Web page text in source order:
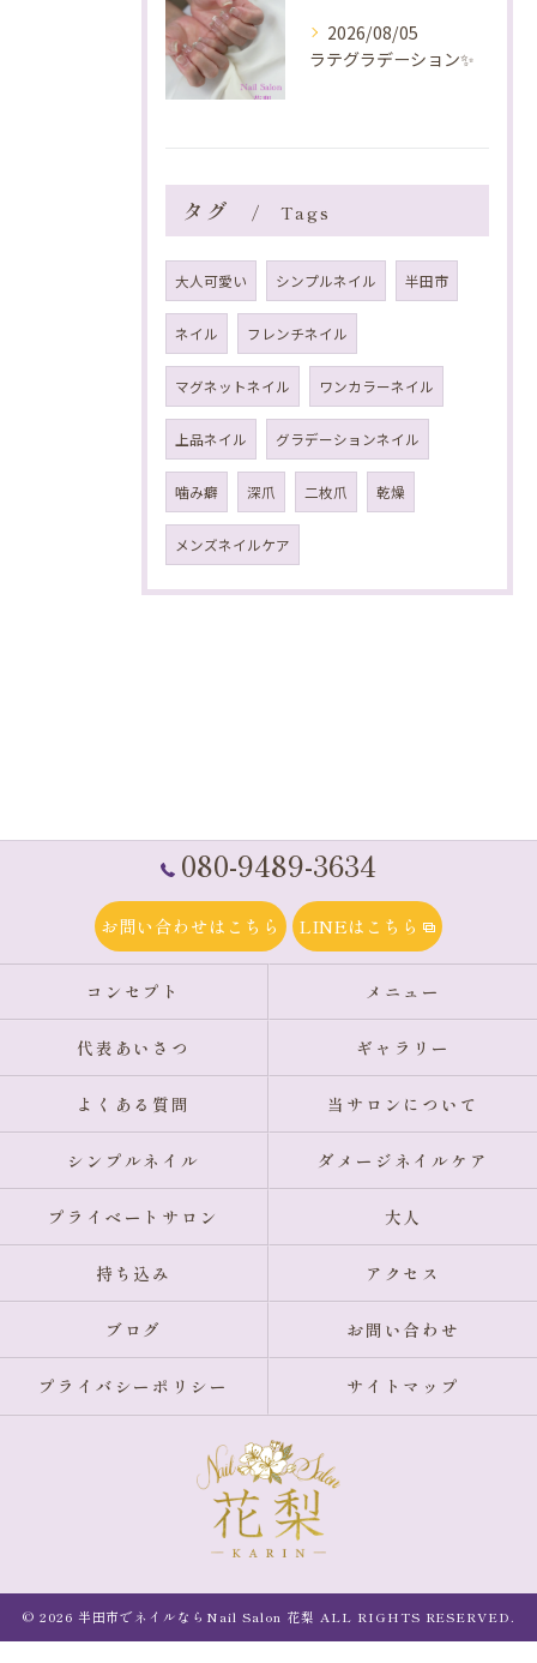
2026/08/05
ラテグラデーション✨️
タグ Tags
大人可愛い シンプルネイル 半田市
ネイル フレンチネイル
マグネットネイル ワンカラーネイル
上品ネイル グラデーションネイル
噛み癖 深爪 二枚爪 乾燥
メンズネイルケア
080-9489-3634
お問い合わせはこちら LINEはこちら
コンセプト メニュー
代表あいさつ ギャラリー
よくある質問 当サロンについて
シンプルネイル ダメージネイルケア
プライベートサロン 大人
持ち込み アクセス
ブログ お問い合わせ
プライバシーポリシー サイトマップ
© 2026 半田市でネイルならNail Salon 花梨 ALL RIGHTS RESERVED.